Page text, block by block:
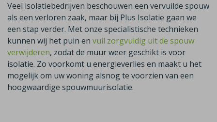
Veel isolatiebedrijven beschouwen een vervuilde spouw
als een verloren zaak, maar bij Plus Isolatie gaan we
een stap verder. Met onze specialistische technieken
kunnen wij het puin en vuil zorgvuldig uit de spouw
verwijderen, zodat de muur weer geschikt is voor
isolatie. Zo voorkomt u energieverlies en maakt u het
mogelijk om uw woning alsnog te voorzien van een
hoogwaardige spouwmuurisolatie.